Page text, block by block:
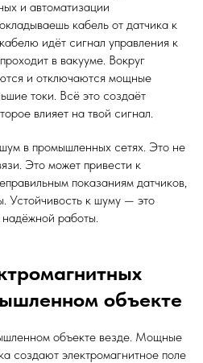
и автоматизации
кабель от датчика к
идёт сигнал управления к
в вакууме. Вокруг
и отключаются мощные
токи. Всё это создаёт
влияет на твой сигнал.
в промышленных сетях. Это не
Это может привести к
показаниям датчиков,
Устойчивость к шуму — это
надёжной работы.
объекте
объекте везде. Мощные
создают электромагнитное поле